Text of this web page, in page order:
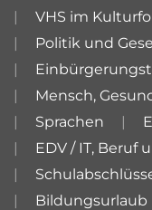
VHS im
Politik und
Mensch,
Sprachen
EDV / IT, Beruf
Bildungsurlaub